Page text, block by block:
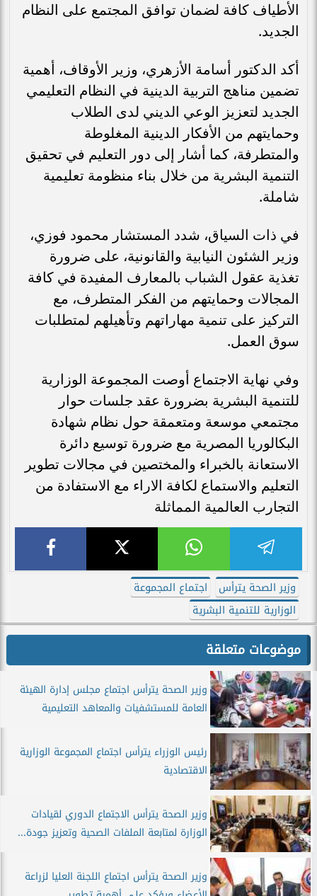
الأطياف كافة لضمان توافق المجتمع على النظام
الجديد.
أكد الدكتور أسامة الأزهري، وزير الأوقاف، أهمية
تضمين مناهج التربية الدينية في النظام التعليمي
الجديد لتعزيز الوعي الديني لدى الطلاب
وحمايتهم من الأفكار الدينية المغلوطة
والمتطرفة، كما أشار إلى دور التعليم في تحقيق
التنمية البشرية من خلال بناء منظومة تعليمية
شاملة.
في ذات السياق، شدد المستشار محمود فوزي،
وزير الشئون النيابية والقانونية، على ضرورة
تغذية عقول الشباب بالمعارف المفيدة في كافة
المجالات وحمايتهم من الفكر المتطرف، مع
التركيز على تنمية مهاراتهم وتأهيلهم لمتطلبات
سوق العمل.
وفي نهاية الاجتماع أوصت المجموعة الوزارية
للتنمية البشرية بضرورة عقد جلسات حوار
مجتمعي موسعة ومتعمقة حول نظام شهادة
البكالوريا المصرية مع ضرورة توسيع دائرة
الاستعانة بالخبراء والمختصين في مجالات تطوير
التعليم والاستماع لكافة الاراء مع الاستفادة من
التجارب العالمية المماثلة
وزير الصحة يترأس
اجتماع المجموعة
الوزارية للتنمية البشرية
موضوعات متعلقة
وزير الصحة يترأس اجتماع مجلس إدارة الهيئة
العامة للمستشفيات والمعاهد التعليمية
رئيس الوزراء يترأس اجتماع المجموعة الوزارية
الاقتصادية
وزير الصحة يترأس الاجتماع الدوري لقيادات
الوزارة لمتابعة الملفات الصحية وتعزيز جودة...
وزير الصحة يترأس اجتماع اللجنة العليا لزراعة